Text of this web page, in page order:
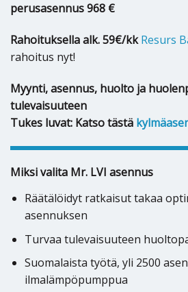
perusasennus 968 €
Rahoituksella alk. 59€/kk Resurs
rahoitus nyt!
Myynti, asennus, huolto ja
tulevaisuuteen
Tukes luvat: Katso tästä
Miksi valita Mr. LVI asennus
Räätälöidyt ratkaisut takaa
asennuksen
Turvaa tulevaisuuteen
Suomalaista työtä, yli 2500
ilmalämpöpumppua